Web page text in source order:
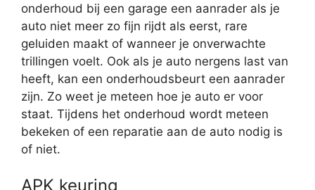
onderhoud bij een garage een aanrader als je
auto niet meer zo fijn rijdt als eerst, rare
geluiden maakt of wanneer je onverwachte
trillingen voelt. Ook als je auto nergens last van
heeft, kan een onderhoudsbeurt een aanrader
zijn. Zo weet je meteen hoe je auto er voor
staat. Tijdens het onderhoud wordt meteen
bekeken of een reparatie aan de auto nodig is
of niet.
APK keuring